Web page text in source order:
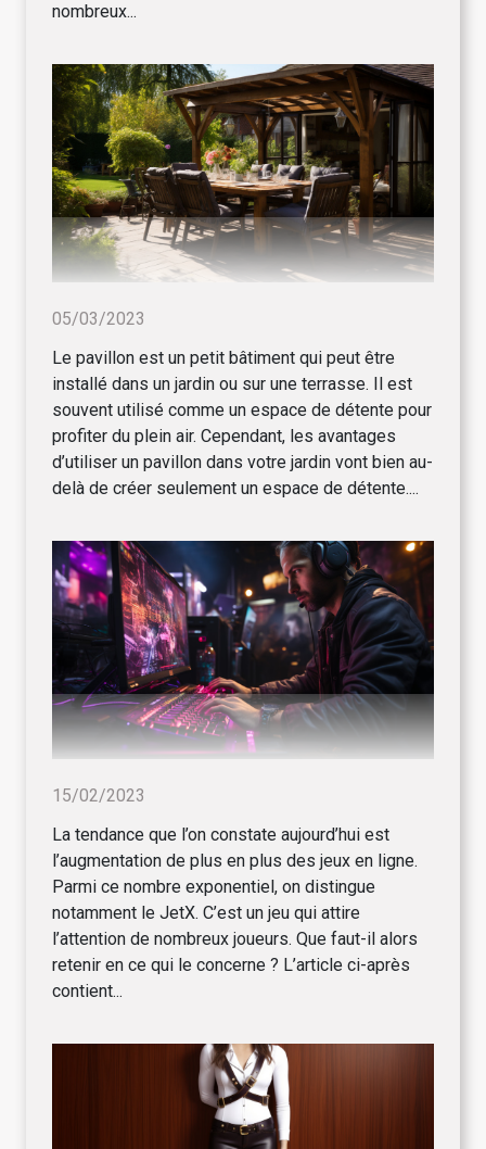
nombreux...
05/03/2023
Le pavillon est un petit bâtiment qui peut être
installé dans un jardin ou sur une terrasse. Il est
souvent utilisé comme un espace de détente pour
profiter du plein air. Cependant, les avantages
d’utiliser un pavillon dans votre jardin vont bien au-
delà de créer seulement un espace de détente....
15/02/2023
La tendance que l’on constate aujourd’hui est
l’augmentation de plus en plus des jeux en ligne.
Parmi ce nombre exponentiel, on distingue
notamment le JetX. C’est un jeu qui attire
l’attention de nombreux joueurs. Que faut-il alors
retenir en ce qui le concerne ? L’article ci-après
contient...